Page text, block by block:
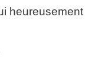
heureusement